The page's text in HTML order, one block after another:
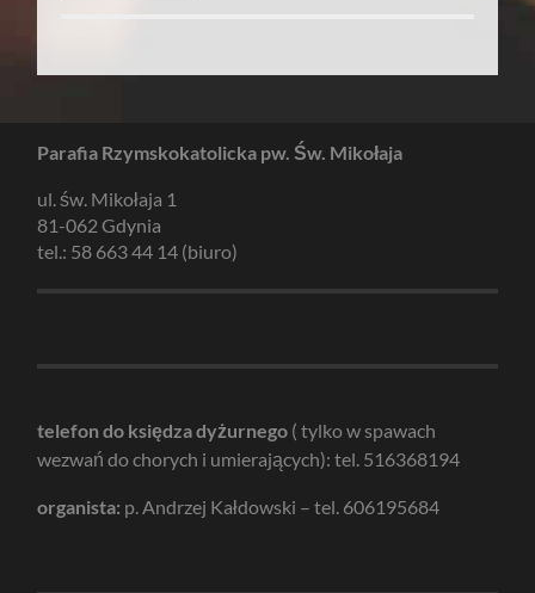
Parafia Rzymskokatolicka pw. Św. Mikołaja
ul. św. Mikołaja 1
81-062 Gdynia
tel.: 58 663 44 14 (biuro)
telefon do księdza dyżurnego ( tylko w spawach
wezwań do chorych i umierających): tel. 516368194
organista: p. Andrzej Kałdowski – tel. 606195684